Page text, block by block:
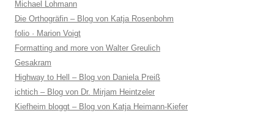
Michael Lohmann
Die Orthogräfin – Blog von Katja Rosenbohm
folio · Marion Voigt
Formatting and more von Walter Greulich
Gesakram
Highway to Hell – Blog von Daniela Preiß
ichtich – Blog von Dr. Mirjam Heintzeler
Kiefheim bloggt – Blog von Katja Heimann-Kiefer